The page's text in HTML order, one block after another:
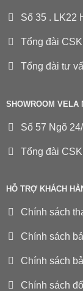
Số 35 . LK22
Tổng đài
Tổng đài tư
SHOWROOM VELA
Số 57 Ngõ
Tổng đài
HỖ TRỢ KHÁCH
Chính sách
Chính sách
Chính sách
Chính sách